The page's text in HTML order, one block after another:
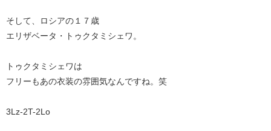
そして、ロシアの１７歳
エリザベータ・トゥクタミシェワ。
トゥクタミシェワは
フリーもあの衣装の雰囲気なんですね。笑
3Lz-2T-2Lo